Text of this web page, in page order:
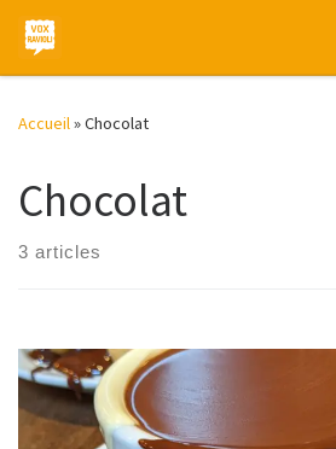
Skip to content
Accueil»Chocolat
Chocolat
3 articles